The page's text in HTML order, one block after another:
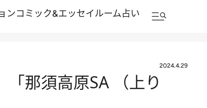
ンコミック&エッセイルーム占い
2024.4.29
那須高原SA （上り